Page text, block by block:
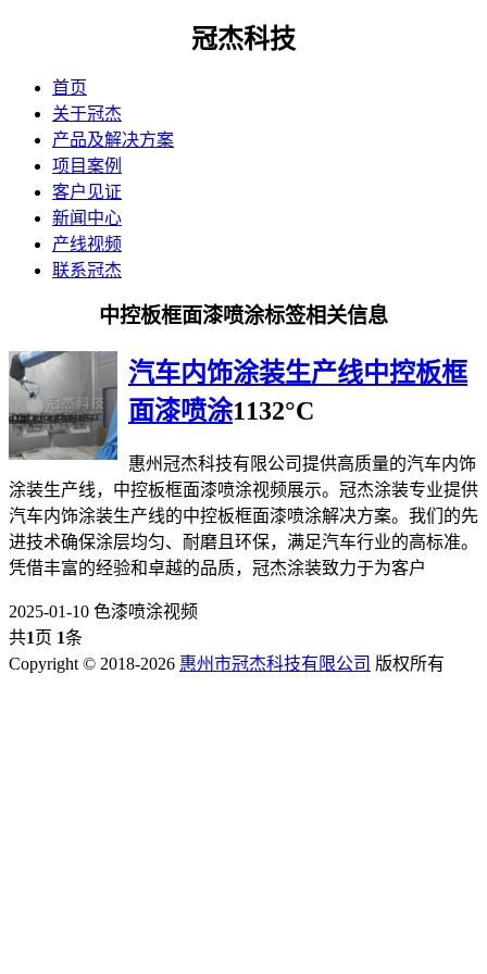
冠杰科技
首页
关于冠杰
产品及解决方案
项目案例
客户见证
新闻中心
产线视频
联系冠杰
中控板框面漆喷涂标签相关信息
汽车内饰涂装生产线中控板框
面漆喷涂1132°C
惠州冠杰科技有限公司提供高质量的汽车内饰
涂装生产线，中控板框面漆喷涂视频展示。冠杰涂装专业提供
汽车内饰涂装生产线的中控板框面漆喷涂解决方案。我们的先
进技术确保涂层均匀、耐磨且环保，满足汽车行业的高标准。
凭借丰富的经验和卓越的品质，冠杰涂装致力于为客户
2025-01-10 色漆喷涂视频
共1页 1条
Copyright © 2018-2026 惠州市冠杰科技有限公司 版权所有